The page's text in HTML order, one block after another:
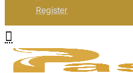
Register